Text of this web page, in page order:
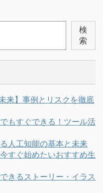
検
索
来】事例とリスクを徹底
もすぐできる！ツール活
人工知能の基本と未来
すぐ始めたいおすすめ生
きるストーリー・イラス